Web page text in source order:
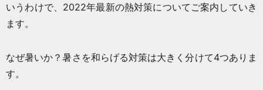
いうわけで、2022年最新の熱対策についてご案内していき
ます。
なぜ暑いか？暑さを和らげる対策は大きく分けて4つありま
す。